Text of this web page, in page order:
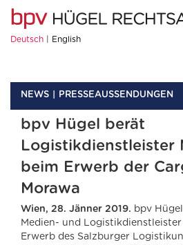
Deutsch English
NEWS PRESSEAUSSENDUNGEN
bpv Hügel berät
Logistikdienstleister
beim Erwerb der
Morawa
Wien, 28. Jänner 2019. bpv
Medien- und Logistikdienstleister
Erwerb des Salzburger